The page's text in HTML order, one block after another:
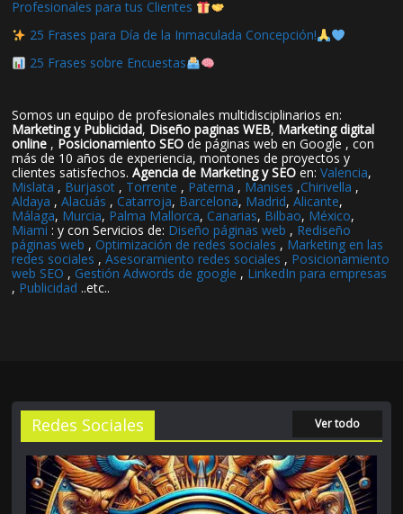
Profesionales para tus Clientes
25 Frases para Día de la Inmaculada Concepción!
25 Frases sobre Encuestas
Somos un equipo de profesionales multidisciplinarios en:
Marketing y Publicidad, Diseño paginas WEB, Marketing digital
online , Posicionamiento SEO de páginas web en Google , con
más de 10 años de experiencia, montones de proyectos y
clientes satisfechos.Agencia de Marketing y SEO en:Valencia,
Mislata , Burjasot , Torrente , Paterna , Manises ,Chirivella ,
Aldaya ,Alacuás , Catarroja, Barcelona, Madrid,Alicante,
Málaga, Murcia, Palma Mallorca, Canarias, Bilbao, México,
Miami : y con Servicios de: Diseño páginas web , Rediseño
páginas web , Optimización de redes sociales , Marketing en las
redes sociales ,Asesoramiento redes sociales , Posicionamiento
web SEO , Gestión Adwords de google , LinkedIn para empresas
, Publicidad ..etc..
Redes Sociales Ver todo